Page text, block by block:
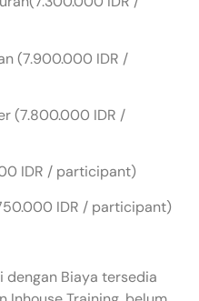
(7.900.000 IDR /
(7.800.000 IDR /
IDR / participant)
IDR / participant)
dengan Biaya tersedia